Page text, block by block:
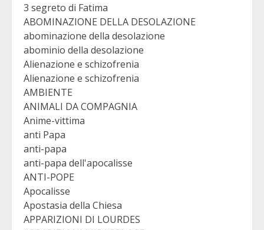
3 segreto di Fatima
ABOMINAZIONE DELLA DESOLAZIONE
abominazione della desolazione
abominio della desolazione
Alienazione e schizofrenia
Alienazione e schizofrenia
AMBIENTE
ANIMALI DA COMPAGNIA
Anime-vittima
anti Papa
anti-papa
anti-papa dell'apocalisse
ANTI-POPE
Apocalisse
Apostasia della Chiesa
APPARIZIONI DI LOURDES